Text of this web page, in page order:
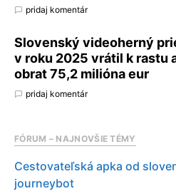
pridaj komentár
Slovenský videoherný
v roku 2025 vrátil k rastu
obrat 75,2 milióna eur
pridaj komentár
FÓRUM – NAJNOVŠIE TÉMY
Cestovateľská apka od
journeybot